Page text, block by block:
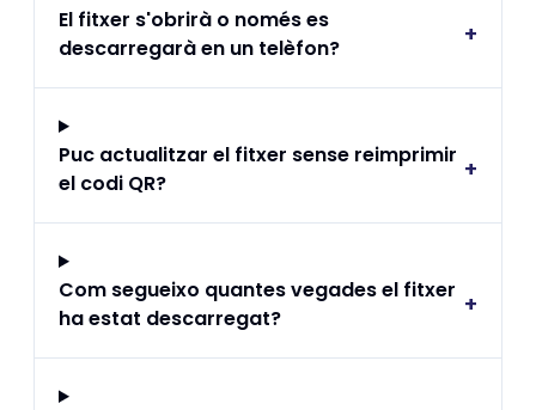
El fitxer s'obrirà o només es
descarregarà en un telèfon?
+
Puc actualitzar el fitxer sense reimprimir
el codi QR?
+
Com segueixo quantes vegades el fitxer
ha estat descarregat?
+